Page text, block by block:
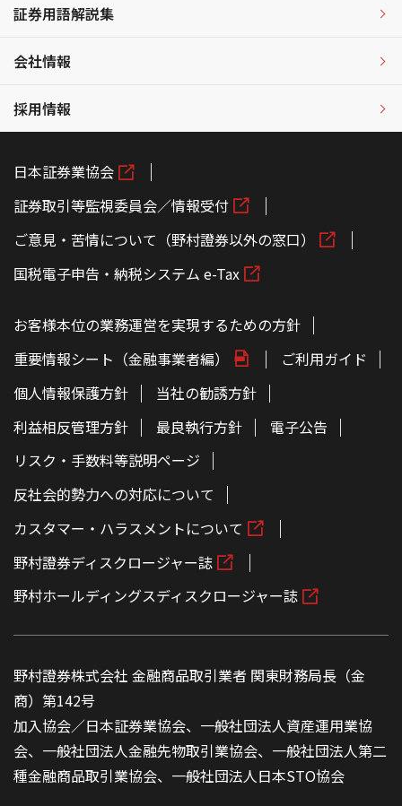
証券用語解説集
会社情報
採用情報
日本証券業協会
証券取引等監視委員会／情報受付
ご意見・苦情について（野村證券以外の窓口）
国税電子申告・納税システム e-Tax
お客様本位の業務運営を実現するための方針
重要情報シート（金融事業者編）
ご利用ガイド
個人情報保護方針
当社の勧誘方針
利益相反管理方針
最良執行方針
電子公告
リスク・手数料等説明ページ
反社会的勢力への対応について
カスタマー・ハラスメントについて
野村證券ディスクロージャー誌
野村ホールディングスディスクロージャー誌
野村證券株式会社 金融商品取引業者 関東財務局長（金
商）第142号
加入協会／日本証券業協会、一般社団法人資産運用業協
会、一般社団法人金融先物取引業協会、一般社団法人第二
種金融商品取引業協会、一般社団法人日本STO協会